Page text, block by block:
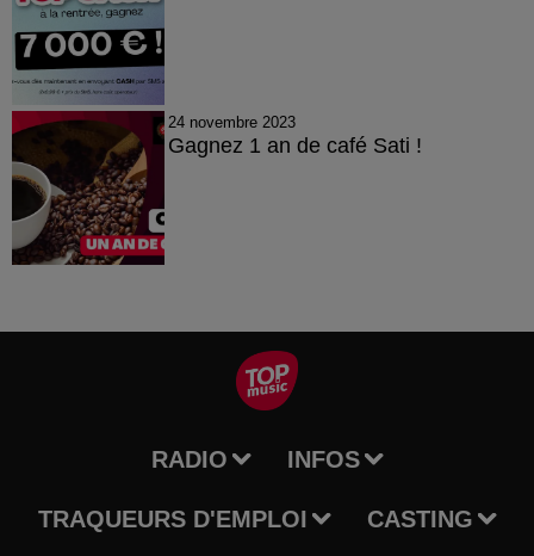
24 novembre 2023
Gagnez 1 an de café Sati !
RADIO INFOS
TRAQUEURS D'EMPLOI CASTING